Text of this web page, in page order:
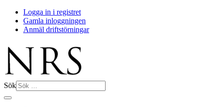
Logga in i registret
Gamla inloggningen
Anmäl driftstörningar
Sök